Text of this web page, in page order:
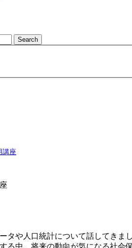
講座
タや人口統計について話してきま